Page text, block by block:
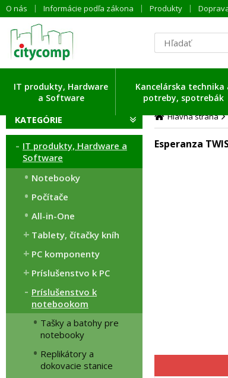
O nás Informácie podľa zákona Produkty
IT produkty, Hardware
a Software
Kancelárska technika
potreby, spotrebák
KATEGÓRIE
IT produkty, Hardware a
Software
Notebooky
Počítače
All-in-One
Tablety, čítačky kníh
PC komponenty
Príslušenstvo k PC
Príslušenstvo k
notebookom
Tašky a batohy pre
notebooky
Replikátory a
dokovacie stanice
Hlavná strana
Esperanza